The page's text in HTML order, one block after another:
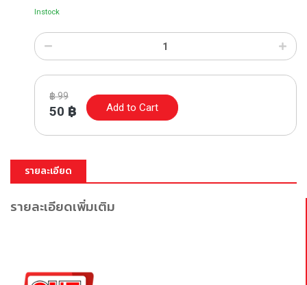
Instock
฿99
50 ฿ Add to Cart
รายละเอียด
รายละเอียดเพิ่มเติม